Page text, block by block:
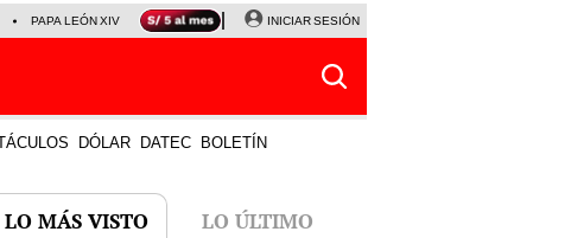
PAPA LEÓN XIV NALDY SALDAÑA LA BELLA LUZ
INICIAR SESIÓN
DÓLAR DATEC BOLETÍN
LO MÁS VISTO LO ÚLTIMO